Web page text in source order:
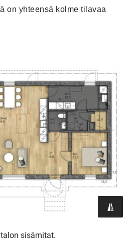
on yhteensä kolme tilavaa
sisämitat.